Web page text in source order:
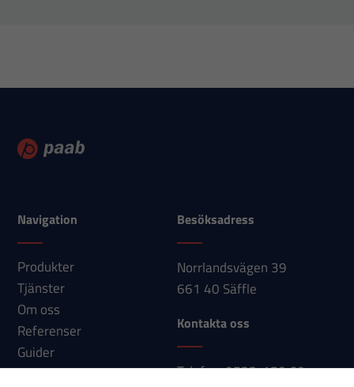
Navigation
Produkter
Tjänster
Om oss
Referenser
Guider
Nyheter
Besöksadress
Norrlandsvägen 39
661 40 Säffle
Kontakta oss
Telefon: 0533-150 60
uppbyggnad,
hur
hemsidan
Upplevelse